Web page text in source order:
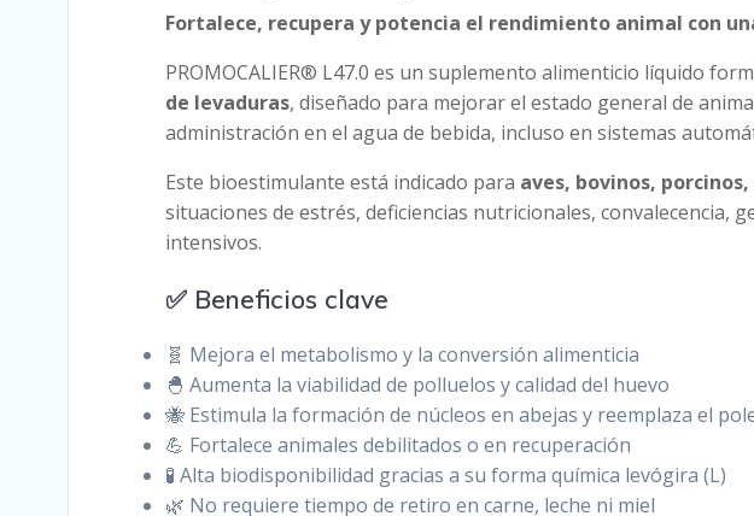
Fortalece, recupera y potencia el rendimiento animal con
PROMOCALIER® L47.0 es un suplemento alimenticio líquido
de levaduras, diseñado para mejorar el estado general de
administración en el agua de bebida, incluso en sistemas
Este bioestimulante está indicado para aves, bovinos,
situaciones de estrés, deficiencias nutricionales, convalecencia,
intensivos.
✅ Beneficios clave
🧬 Mejora el metabolismo y la conversión alimenticia
🐣 Aumenta la viabilidad de polluelos y calidad del huevo
🐝 Estimula la formación de núcleos en abejas y reemplaza el
💪 Fortalece animales debilitados o en recuperación
🧪 Alta biodisponibilidad gracias a su forma química levógira (L)
🌿 No requiere tiempo de retiro en carne, leche ni miel